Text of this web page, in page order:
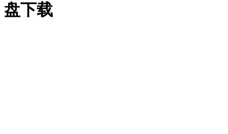
盘下载